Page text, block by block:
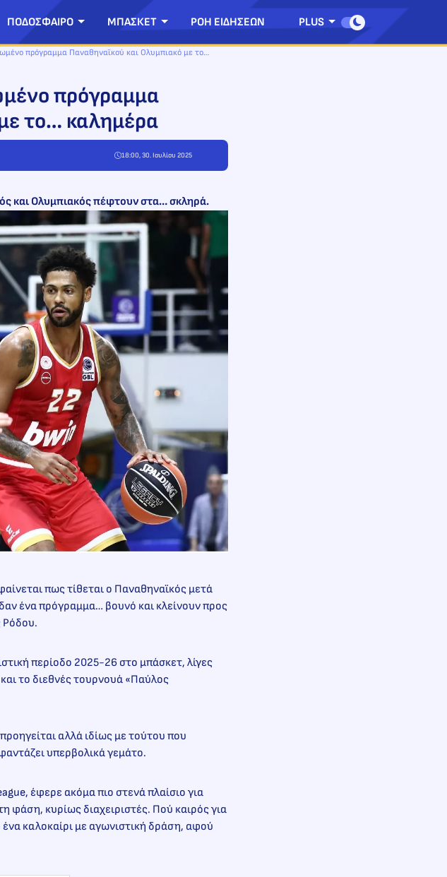
ΠΟΔΟΣΦΑΙΡΟ ΜΠΑΣΚΕΤ ΡΟΗ ΕΙΔΗΣΕΩΝ PLUS
πρόγραμμα Παναθηναϊκού και Ολυμπιακό με το…
πρόγραμμα
το… καλημέρα
18:00, 30. Ιουλίου 2025
και Ολυμπιακός πέφτουν στα… σκληρά.
πως τίθεται ο Παναθηναϊκός μετά
ένα πρόγραμμα… βουνό και κλείνουν προς
Ρόδου.
περίοδο 2025-26 στο μπάσκετ, λίγες
το διεθνές τουρνουά «Παύλος
αλλά ιδίως με τούτου που
υπερβολικά γεμάτο.
έφερε ακόμα πιο στενά πλαίσιο για
φάση, κυρίως διαχειριστές. Πού καιρός για
καλοκαίρι με αγωνιστική δράση, αφού